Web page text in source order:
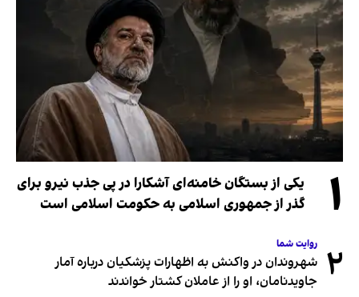
۱
یکی از بستگان خامنه‌ای آشکارا در پی جذب نیرو برای
گذر از جمهوری اسلامی به حکومت اسلامی است
۲ روایت شما
شهروندان در واکنش به اظهارات پزشکیان درباره آمار
جاویدنامان، او را از عاملان کشتار خواندند